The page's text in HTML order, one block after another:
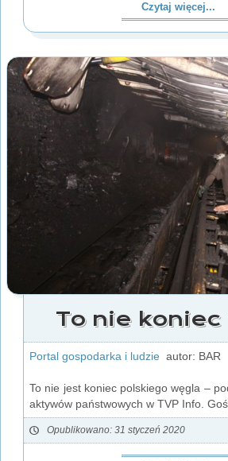
Czytaj więcej...
To nie koniec
Portal gospodarka i ludzie autor: BAR
To nie jest koniec polskiego węgla –
aktywów państwowych w TVP Info.
Opublikowano: 31 styczeń 2020